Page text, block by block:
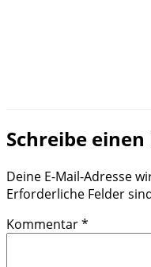
Schreibe
Deine E-Mail-Adresse
Erforderliche Felder
Kommentar*